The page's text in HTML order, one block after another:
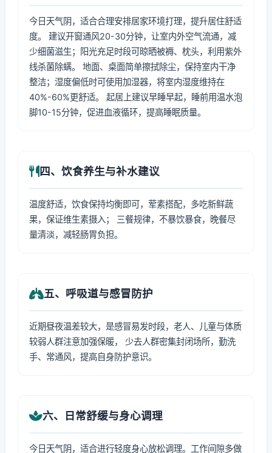
今日天气阴，适合合理安排居家环境打理，提升居住舒适
度。 建议开窗通风20-30分钟，让室内外空气流通，减
少细菌滋生；阳光充足时段可晾晒被褥、枕头，利用紫外
线杀菌除螨。 地面、桌面简单擦拭除尘，保持室内干净
整洁；湿度偏低时可使用加湿器，将室内湿度维持在
40%-60%更舒适。 起居上建议早睡早起，睡前用温水泡
脚10-15分钟，促进血液循环，提高睡眠质量。
四、饮食养生与补水建议
温度舒适，饮食保持均衡即可，荤素搭配，多吃新鲜蔬
果，保证维生素摄入； 三餐规律，不暴饮暴食，晚餐尽
量清淡，减轻肠胃负担。
五、呼吸道与感冒防护
近期昼夜温差较大，是感冒易发时段，老人、儿童与体质
较弱人群注意加强保暖， 少去人群密集封闭场所，勤洗
手、常通风，提高自身防护意识。
六、日常舒缓与身心调理
今日天气阴，适合进行轻度身心放松调理。工作间隙多做